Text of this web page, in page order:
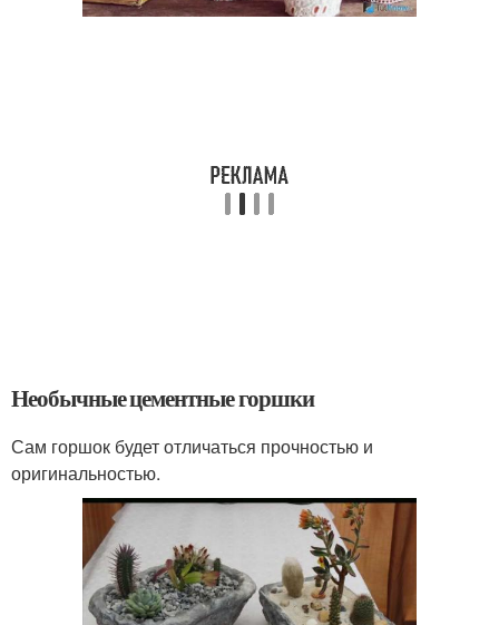
Необычные цементные горшки
Сам горшок будет отличаться прочностью и
оригинальностью.